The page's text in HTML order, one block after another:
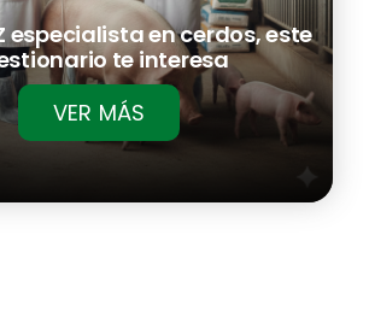
especialista en cerdos, este
te interesa
VER MÁS